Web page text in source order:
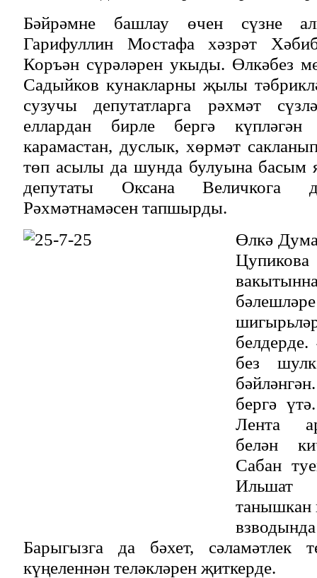
Бәйрәмне башлау өчен сүзне
Гарифуллин Мостафа хәзрәт
Коръән сүрәләрен укыды. Өлкәбез
Садыйков кунакларны җылы
сузучы депутатларга рәхмәт
еллардан бирле бергә күпләгән
карамастан, дуслык, хөрмәт
төп асылы да шунда булуына басым
депутаты Оксана Величкога
Рәхмәтнамәсен тапшырды.
Өлкә
без
бергә
Лента
белән
Сабан
танышкан
Барыгызга да бәхет,
күңеленнән теләкләрен җиткерде.